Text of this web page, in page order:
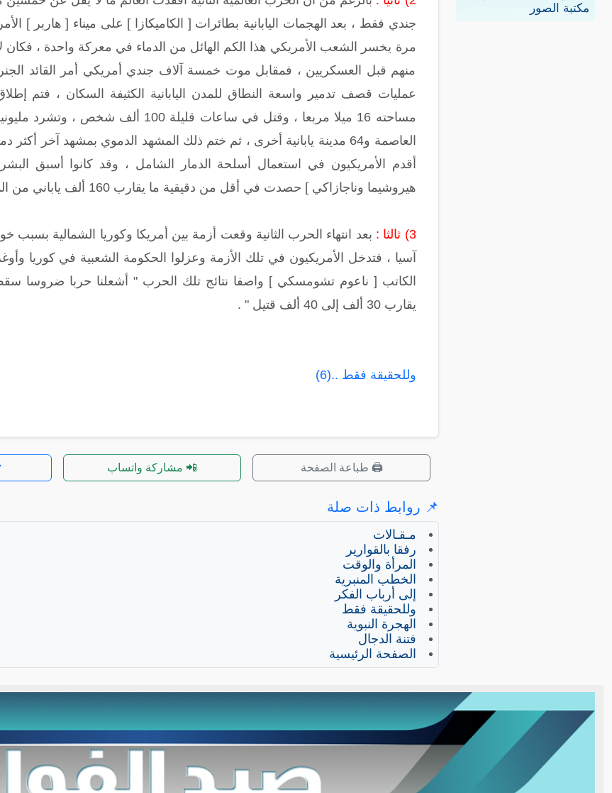
مكتبة الصور
مرة يخسر الشعب الأمريكي هذا الكم الهائل من الدماء في معركة واحدة ، فكان
منهم قبل العسكريين ، فمقابل موت خمسة آلاف جندي أمريكي أمر القائد
مساحته 16 ميلا مربعا ، وقتل في ساعات
العاصمة و64 مدينة يابانية أخرى ، ثم ختم ذلك المشهد الدموي بمشهد
أقدم الأمريكيون في استعمال أسلحة الدمار الشامل ، وقد كانوا أسبق
هيروشيما وناجازاكي ] حصدت في أقل من دقيقية ما يقارب 160 ألف ياباني من المدنيين والعسكريين .
3) ثالثا :
بعد انتهاء الحرب الثانية وقعت أزمة بين أمريكا وكوريا الشمالية
آسيا ، فتدخل الأمريكيون في تلك الأزمة وعزلوا الحكومة الشعبية في كوريا
يقارب 30 ألف إلى 40 ألف قتيل " .
وللحقيقة فقط ..(6)
🖨️ طباعة الصفحة 📲 مشاركة واتساب
📌 روابط ذات صلة
مـقـالات
رفقا بالقوارير
المرأة والوقت
الخطب المنبرية
إلى أرباب الفكر
وللحقيقة فقط
الهجرة النبوية
فتنة الدجال
الصفحة الرئيسية